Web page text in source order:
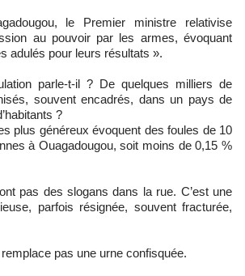
le Premier ministre relativise
au pouvoir par les armes, évoquant
adulés pour leurs résultats ».
parle-t-il ? De quelques milliers de
souvent encadrés, dans un pays de
?
plus généreux évoquent des foules de 10
à Ouagadougou, soit moins de 0,15 %
pas des slogans dans la rue. C’est une
parfois résignée, souvent fracturée,
pas une urne confisquée.